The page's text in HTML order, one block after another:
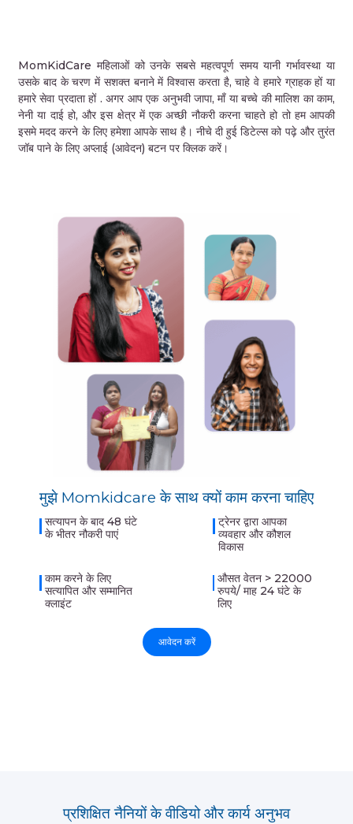
MomKidCare महिलाओं को उनके सबसे महत्वपूर्ण समय यानी गर्भावस्था या
उसके बाद के चरण में सशक्त बनाने में विश्वास करता है, चाहे वे हमारे ग्राहक हों या
हमारे सेवा प्रदाता हों . अगर आप एक अनुभवी जापा, माँ या बच्चे की मालिश का काम,
नेनी या दाई हो, और इस क्षेत्र में एक अच्छी नौकरी करना चाहते हो तो हम आपकी
इसमे मदद करने के लिए हमेशा आपके साथ है। नीचे दी हुई डिटेल्स को पढ़े और तुरंत
जॉब पाने के लिए अप्लाई (आवेदन) बटन पर क्लिक करें।
मुझे Momkidcare के साथ क्यों काम करना चाहिए
सत्यापन के बाद 48 घंटे
के भीतर नौकरी पाएं
ट्रेनर द्वारा आपका
व्यवहार और कौशल
विकास
काम करने के लिए
सत्यापित और सम्मानित
क्लाइंट
औसत वेतन > 22000
रुपये/ माह 24 घंटे के
लिए
आवेदन करें
प्रशिक्षित नैनियों के वीडियो और कार्य अनुभव